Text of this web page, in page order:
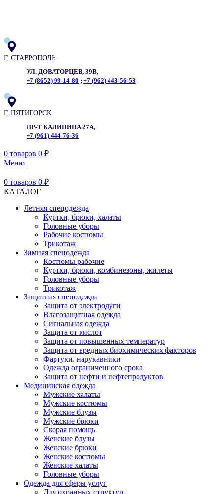
Г. СТАВРОПОЛЬ
УЛ. ДОВАТОРЦЕВ, 39В,
+7 (8652) 99-14-80 ; +7 (962) 443-56-53
Г. ПЯТИГОРСК
ПР-Т КАЛИНИНА 27А,
+7 (961) 444-76-36
0 товаров 0 ₽
Меню
0 товаров 0 ₽
КАТАЛОГ
Летняя спецодежда
Куртки, брюки, халаты
Головные уборы
Рабочие костюмы
Трикотаж
Зимняя спецодежда
Костюмы рабочие
Куртки, брюки, комбинезоны, жилеты
Головные уборы
Трикотаж
Защитная спецодежда
Защита от электродуги
Влагозащитная одежда
Сигнальная одежда
Защита от кислот
Защита от повышенных температур
Защита от вредных биохимических факторов
Фартуки, нарукавники
Одежда ограниченного срока
Защита от нефти и нефтепродуктов
Медицинская одежда
Мужские халаты
Мужские костюмы
Мужские блузы
Мужские брюки
Скорая помощь
Женские блузы
Женские брюки
Женские костюмы
Женские халаты
Головные уборы
Одежда для сферы услуг
Для охранных структур